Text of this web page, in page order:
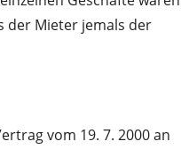
der Mieter jemals der
vom 19. 7. 2000 an